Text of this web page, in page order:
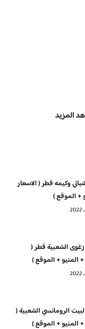
المزيد
وكيمه قطر ( الاسعار
+ الموقع )
الشعبية قطر (
+ المنيو + الموقع )
الرومانسي الشعبية (
+ المنيو + الموقع )